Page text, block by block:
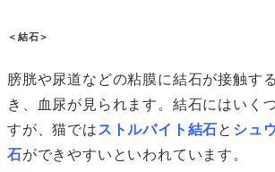
＜結石＞
膀胱や尿道などの粘膜に結石が接触す
き、血尿が見られます。結石にはいく
すが、猫では ストルバイト結石と シュ
石ができやすいといわれています。